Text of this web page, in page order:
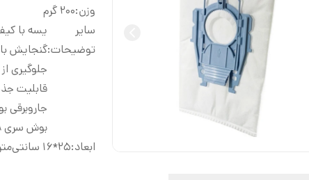
وزن:200 گرم
سایر
توضیحات:گنجایش
جلوگیری
بوش سری 8
ابعاد:25*16 سانتی‌متر